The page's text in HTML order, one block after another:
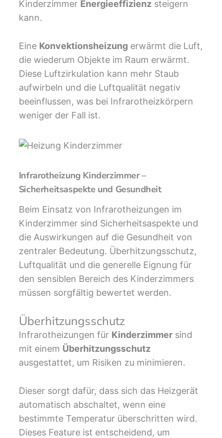
Kinderzimmer Energieeffizienzsteigern
kann.
Eine Konvektionsheizungerwärmt die Luft,
die wiederum Objekte im Raum erwärmt.
Diese Luftzirkulation kann mehr Staub
aufwirbeln und die Luftqualität negativ
beeinflussen, was bei Infrarotheizkörpern
weniger der Fall ist.
Infrarotheizung Kinderzimmer –
Sicherheitsaspekte und Gesundheit
Beim Einsatz von Infrarotheizungen im
Kinderzimmer sind Sicherheitsaspekte und
die Auswirkungen auf die Gesundheit von
zentraler Bedeutung. Überhitzungsschutz,
Luftqualität und die generelle Eignung für
den sensiblen Bereich des Kinderzimmers
müssen sorgfältig bewertet werden.
Überhitzungsschutz
Infrarotheizungen für Kinderzimmersind
mit einem Überhitzungsschutz
ausgestattet, um Risiken zu minimieren.
Dieser sorgt dafür, dass sich das Heizgerät
automatisch abschaltet, wenn eine
bestimmte Temperatur überschritten wird.
Dieses Feature ist entscheidend, um